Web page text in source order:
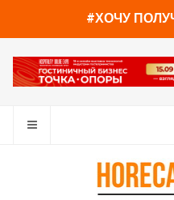
#ХОЧУ